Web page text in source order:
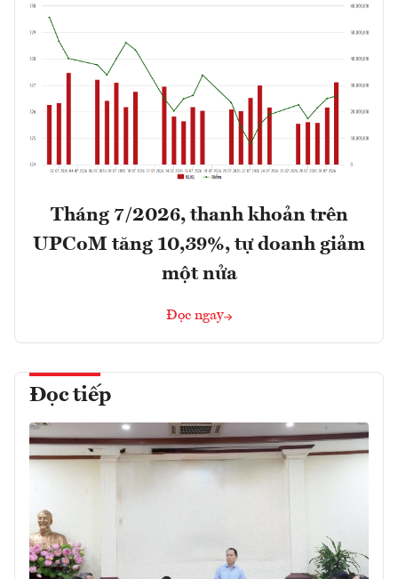
Tháng 7/2026, thanh khoản trên
UPCoM tăng 10,39%, tự doanh giảm
một nửa
Đọc ngay
Đọc tiếp